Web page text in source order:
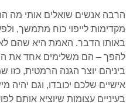
הרבה אנשים שואלים אותי מה
מקדימות לייפוי כוח מתמשך,
באותו הדבר. האמת היא שהם
להפך – הם משלימים אחד את
ביניהם יוצר הגנה הרמטית, כזו
אישיים שלכם יכובדו, וגם יהיה
בעיניים עצומות שיוציא אותם